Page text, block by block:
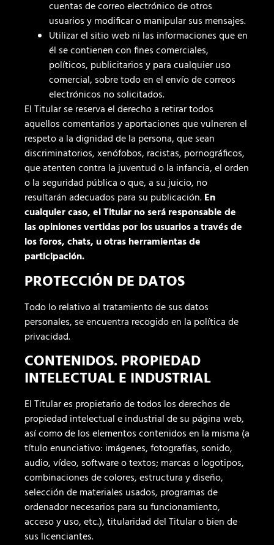
cuentas de correo electrónico de otros
usuarios y modificar o manipular sus mensajes.
Utilizar el sitio web ni las informaciones que en
él se contienen con fines comerciales,
políticos, publicitarios y para cualquier uso
comercial, sobre todo en el envío de correos
electrónicos no solicitados.
El Titular se reserva el derecho a retirar todos
aquellos comentarios y aportaciones que vulneren el
respeto a la dignidad de la persona, que sean
discriminatorios, xenófobos, racistas, pornográficos,
que atenten contra la juventud o la infancia, el orden
o la seguridad pública o que, a su juicio, no
resultarán adecuados para su publicación.En
cualquier caso, el Titular no será responsable de
las opiniones vertidas por los usuarios a través de
los foros, chats, u otras herramientas de
participación.
PROTECCIÓN DE DATOS
Todo lo relativo al tratamiento de sus datos
personales, se encuentra recogido en la política de
privacidad.
CONTENIDOS. PROPIEDAD
INTELECTUAL E INDUSTRIAL
El Titular es propietario de todos los derechos de
propiedad intelectual e industrial de su página web,
así como de los elementos contenidos en la misma (a
título enunciativo: imágenes, fotografías, sonido,
audio, vídeo, software o textos; marcas o logotipos,
combinaciones de colores, estructura y diseño,
selección de materiales usados, programas de
ordenador necesarios para su funcionamiento,
acceso y uso, etc.), titularidad del Titular o bien de
sus licenciantes.